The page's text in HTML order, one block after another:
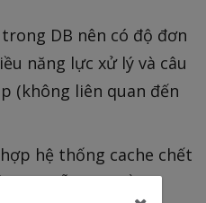
DB nên có độ đơn
năng lực xử lý và câu
(không liên quan đến
hệ thống cache chết
bạn vẫn có thể